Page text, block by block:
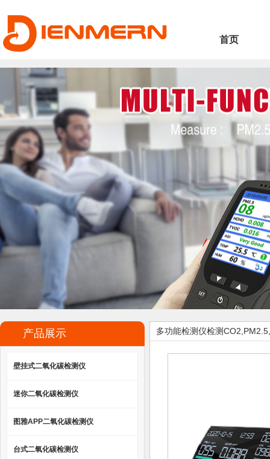
首页
产品展示
壁挂式二氧化碳检测仪
迷你二氧化碳检测仪
图雅APP二氧化碳检测仪
台式二氧化碳检测仪
多功能检测仪检测